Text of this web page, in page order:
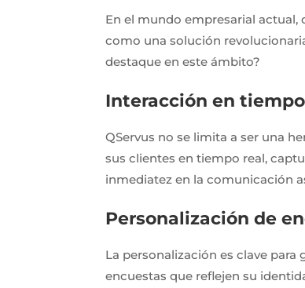
En el mundo empresarial actual,
como una solución
destaque en este ámbito?
Interacción en
QServus no se limita a ser una
sus clientes en tiempo real,
inmediatez en la comunicación
Personalización de
La personalización es clave para
encuestas que reflejen su